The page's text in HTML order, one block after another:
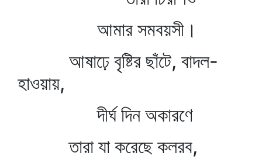
আমার সমবয়সী।
আষাঢ়ে বৃষ্টির ছাঁটে, বাদল-
হাওয়ায়,
দীর্ঘ দিন অকারণে
তারা যা করেছে কলরব,